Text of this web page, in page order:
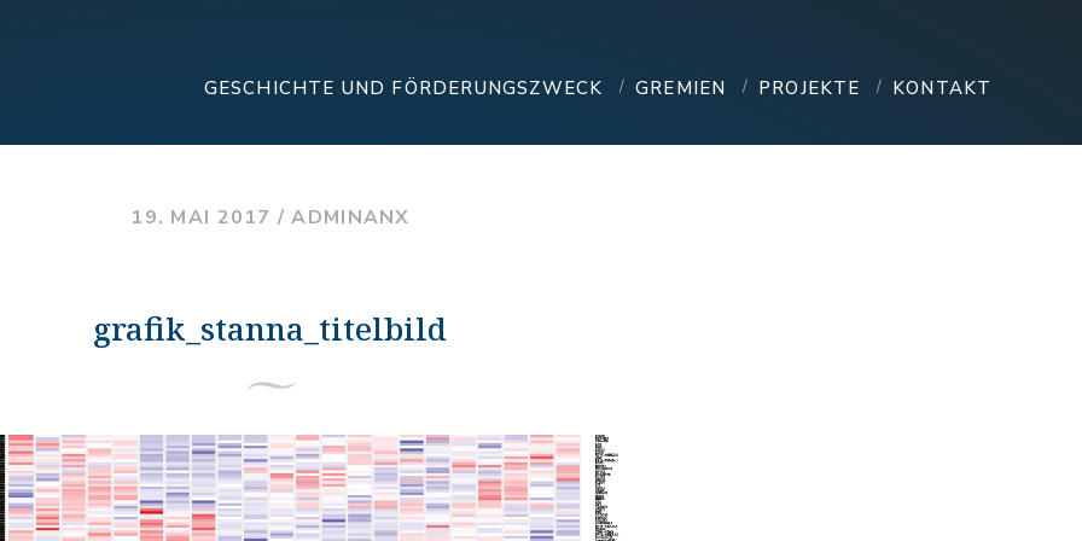
GESCHICHTE UND FÖRDERUNGSZWECK GREMIEN PROJEKTE KONTAKT
19. MAI 2017 /ADMINANX
grafik_stanna_titelbild